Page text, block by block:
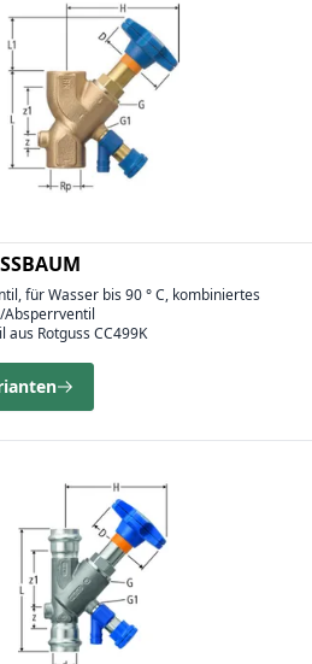
für Wasser bis 90 ° C, kombiniertes
Absperrventil
aus Rotguss CC499K